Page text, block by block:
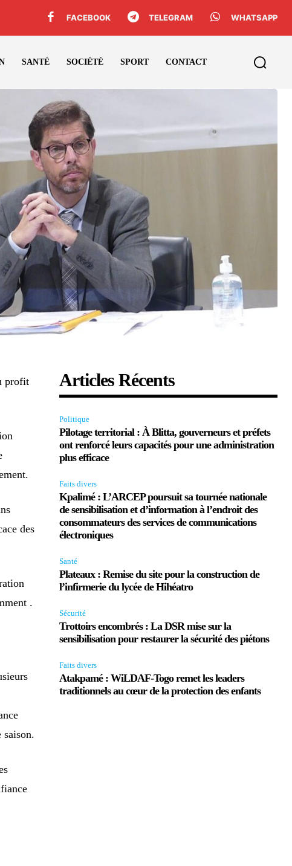
FACEBOOK TELEGRAM WHATSAPP
SANTÉ SOCIÉTÉ SPORT CONTACT
profit
des
.
saison.
Articles Récents
Politique
Pilotage territorial : À Blitta, gouverneurs et préfets
ont renforcé leurs capacités pour une administration
plus efficace
Faits divers
Kpalimé : L’ARCEP poursuit sa tournée nationale
de sensibilisation et d’information à l’endroit des
consommateurs des services de communications
électroniques
Santé
Plateaux : Remise du site pour la construction de
l’infirmerie du lycée de Hihéatro
Sécurité
Trottoirs encombrés : La DSR mise sur la
sensibilisation pour restaurer la sécurité des piétons
Faits divers
Atakpamé : WiLDAF-Togo remet les leaders
traditionnels au cœur de la protection des enfants